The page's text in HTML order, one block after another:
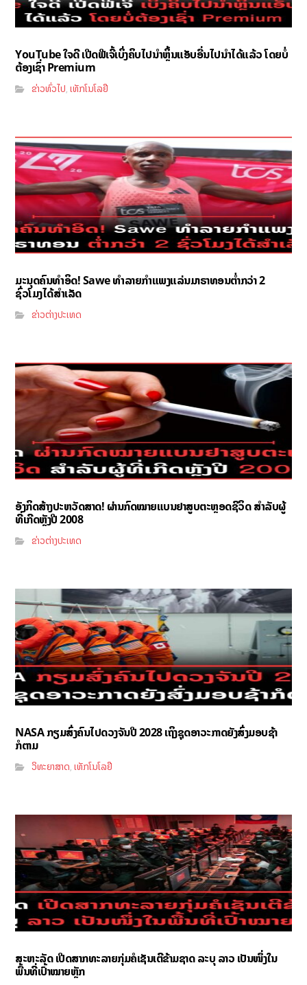
YouTube ໃຈດີ ເປີດຟີເຈີ້ເບິ່ງຄິບໄປນຳຫຼິ້ນແອັບອື່ນໄປນຳໄດ້ແລ້ວ ໂດຍບໍ່
ຕ້ອງເຊົ່າ Premium
ຂ່າວທົ່ວໄປ,ເທັກໂນໂລຢີ
ມະນຸດຄົນທຳອິດ! Sawe ທຳລາຍກຳແພງແລ່ນມາຣາທອນຕ່ຳກວ່າ 2
ຊົ່ວໂມງໄດ້ສຳເລັດ
ຂ່າວຕ່າງປະເທດ
ອັງກິດສ້າງປະຫວັດສາດ! ຜ່ານກົດໝາຍແບນຢາສູບຕະຫຼອດຊີວິດ ສຳລັບຜູ້
ທີ່ເກີດຫຼັງປີ 2008
ຂ່າວຕ່າງປະເທດ
NASA ກຽມສົ່ງຄົນໄປດວງຈັນປີ 2028 ເຖິງຊຸດອາວະກາດຍັງສົ່ງມອບຊ້າ
ກໍຕາມ
ວິທະຍາສາດ,ເທັກໂນໂລຢີ
ສະຫະລັດ ເປີດສາກທະລາຍກຸ່ມຄໍເຊັນເຕີຂ້າມຊາດ ລະບຸ ລາວ ເປັນໜຶ່ງໃນ
ພື້ນທີ່ເປົ້າໝາຍຫຼັກ